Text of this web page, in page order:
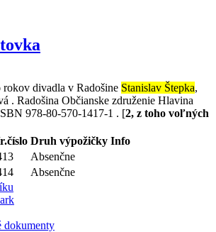
rokov divadla v Radošine Stanislav Štepka,
. Radošina Občianske združenie Hlavina
978-80-570-1417-1 . [2, z toho voľných
Druh výpožičky Info
Absenčne
Absenčne
dokumenty